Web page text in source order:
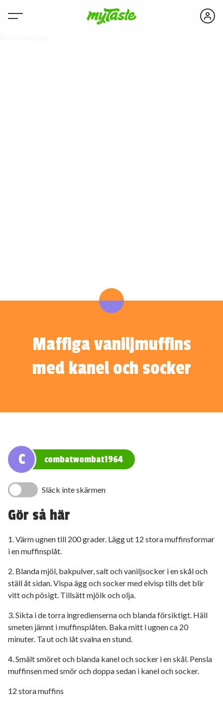
Maffiga vaniljmuffins
med kanel och socker
C combatwombat1964
Släck inte skärmen
Gör så här
1. Värm ugnen till 200 grader. Lägg ut 12 stora muffinsformar
i en muffinsplåt.
2. Blanda mjöl, bakpulver, salt och vaniljsocker i en skål och
ställ åt sidan. Vispa ägg och socker med elvisp tills det blir
vitt och pösigt. Tillsätt mjölk och olja.
3. Sikta i de torra ingredienserna och blanda försiktigt. Häll
smeten jämnt i muffinsplåten. Baka mitt i ugnen ca 20
minuter. Ta ut och låt svalna en stund.
4. Smält smöret och blanda kanel och socker i en skål. Pensla
muffinsen med smör och doppa sedan i kanel och socker.
12 stora muffins